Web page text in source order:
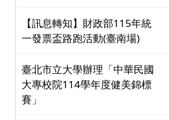
【訊息轉知】財政部115年統
一發票盃路跑活動(臺南場)
臺北市立大學辦理「中華民國
大專校院114學年度健美錦標
賽」